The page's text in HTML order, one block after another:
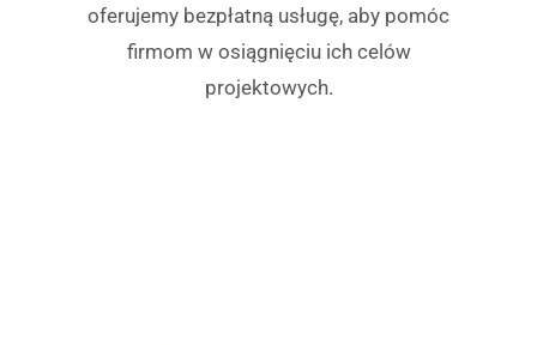
oferujemy bezpłatną usługę, aby pomóc
firmom w osiągnięciu ich celów
projektowych.